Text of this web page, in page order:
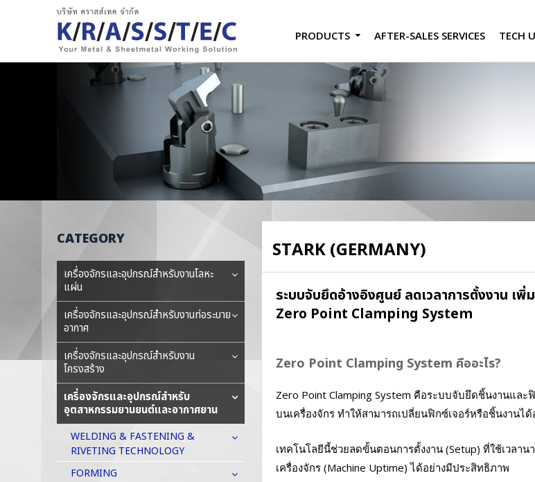
PRODUCTS AFTER-SALES SERVICES TECH
STARK (GERMANY)
ระบบจับยึดอ้างอิงศูนย์ ลดเวลาการตั้งงาน เ
Zero Point Clamping System
Zero Point Clamping System คืออะไร?
Zero Point Clamping System คือระบบจับยึดชิ้นงานแล
บนเครื่องจักร ทำให้สามารถเปลี่ยนฟิกซ์เจอร์หรือชิ้นงาน
เทคโนโลยีนี้ช่วยลดขั้นตอนการตั้งงาน (Setup) ที่ใช้เวลา
เครื่องจักร (Machine Uptime) ได้อย่างมีประสิทธิภาพ
CATEGORY
เครื่องจักรและอุปกรณ์สำหรับงานโลหะ
แผ่น
เครื่องจักรและอุปกรณ์สำหรับงานท่อระบาย
อากาศ
เครื่องจักรและอุปกรณ์สำหรับงาน
โครงสร้าง
เครื่องจักรและอุปกรณ์สำหรับ
อุตสาหกรรมยานยนต์และอากาศยาน
WELDING & FASTENING &
RIVETING TECHNOLOGY
FORMING